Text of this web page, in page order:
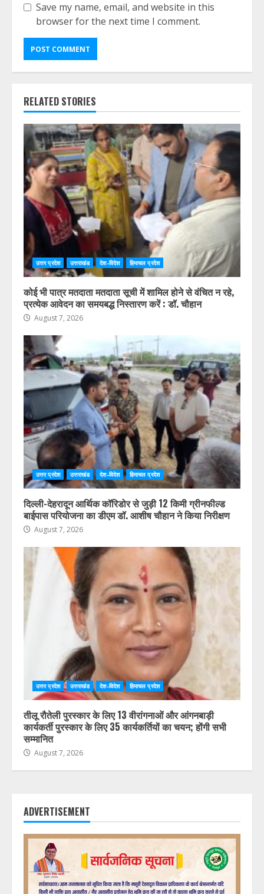
Save my name, email, and website in this
browser for the next time I comment.
RELATED STORIES
उत्तर प्रदेश उत्तराखंड देश-विदेश हिमाचल प्रदेश
कोई भी पात्र मतदाता मतदाता सूची में शामिल होने से वंचित न रहे,
प्रत्येक आवेदन का समयबद्ध निस्तारण करें : डॉ. चौहान
August 7, 2026
उत्तर प्रदेश उत्तराखंड देश-विदेश हिमाचल प्रदेश
दिल्ली-देहरादून आर्थिक कॉरिडोर से जुड़ी 12 किमी ग्रीनफील्ड
बाईपास परियोजना का डीएम डॉ. आशीष चौहान ने किया निरीक्षण
August 7, 2026
उत्तर प्रदेश उत्तराखंड देश-विदेश हिमाचल प्रदेश
तीलू रौतेली पुरस्कार के लिए 13 वीरांगनाओं और आंगनबाड़ी
कार्यकर्ती पुरस्कार के लिए 35 कार्यकर्तियों का चयन; होंगी सभी
सम्मानित
August 7, 2026
ADVERTISEMENT